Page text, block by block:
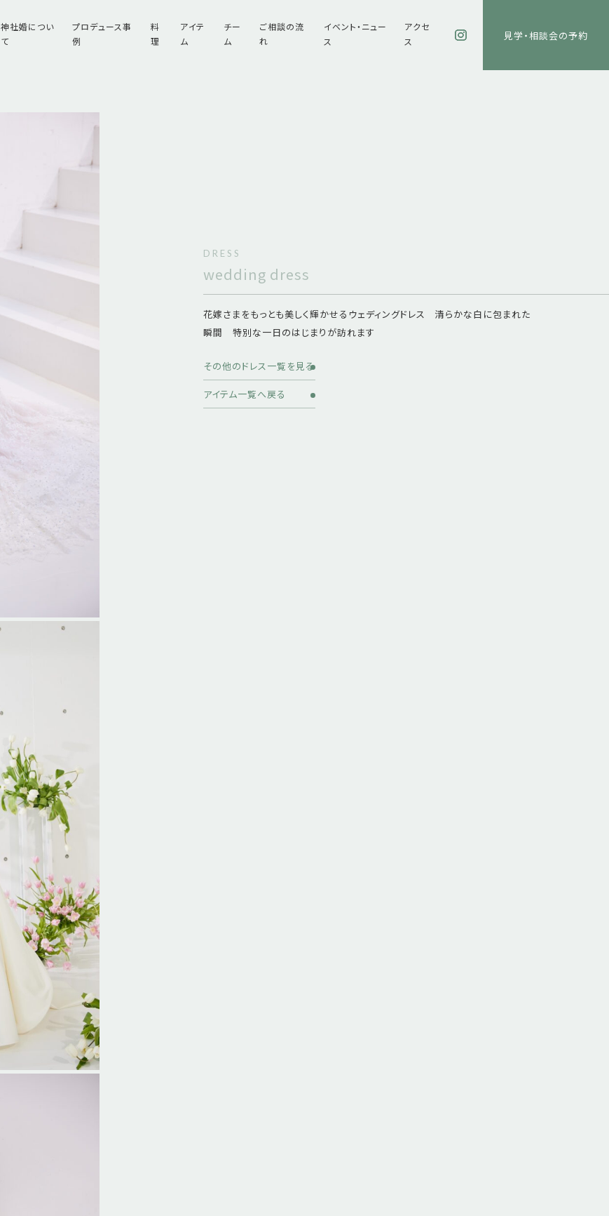
神社婚につい
て
プロデュース事
例
料
理
アイテ
ム
チー
ム
ご相談の流
れ
イベント・ニュー
ス
アクセ
ス
見学・相談会の予約
DRESS
wedding dress
花嫁さまをもっとも美しく輝かせるウェディングドレス 清らかな白に包まれた
瞬間 特別な一日のはじまりが訪れます
その他のドレス一覧を見る
アイテム一覧へ戻る